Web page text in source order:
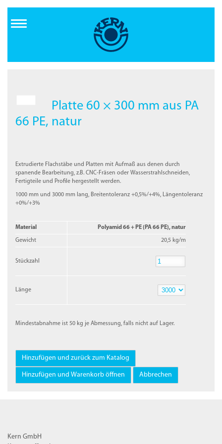
Inhalt
Platte 60 × 300 mm aus PA
66 PE, natur
Extrudierte Flachstäbe und Platten mit Aufmaß aus denen durch
spanende Bearbeitung, z.B. CNC-Fräsen oder Wasserstrahlschneiden,
Fertigteile und Profile hergestellt werden.
1000 mm und 3000 mm lang, Breitentoleranz +0,5%/+4%, Längentoleranz
+0%/+3%
Material Polyamid 66 + PE (PA 66 PE), natur
Gewicht 20,5 kg/m
Stückzahl
Länge
Mindestabnahme ist 50 kg je Abmessung, falls nicht auf Lager.
Kern GmbH